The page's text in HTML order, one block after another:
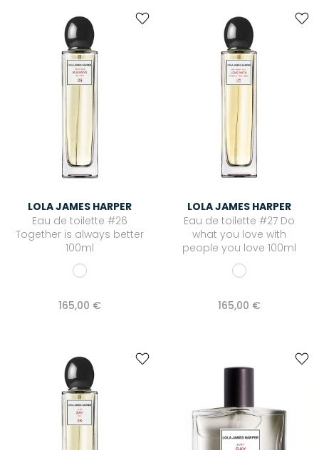
LOLA JAMES HARPER
Eau de toilette #26
Together is always better
100ml
165,00 €
LOLA JAMES HARPER
Eau de toilette #27 Do
what you love with
people you love 100ml
165,00 €